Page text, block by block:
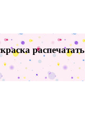
распечатать